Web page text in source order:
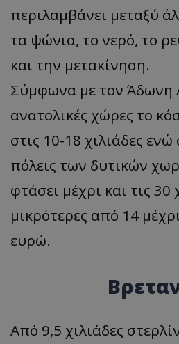
περιλαμβάνει μεταξύ
τα ψώνια, το νερό, το
και την μετακίνηση.
Σύμφωνα με τον Άδωνη
ανατολικές χώρες το
στις 10-18 χιλιάδες ενώ
πόλεις των δυτικών
φτάσει μέχρι και τις 30
μικρότερες από 14
ευρώ.
Από 9,5 χιλιάδες